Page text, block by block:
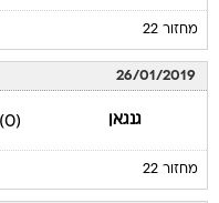
מחזור 22
26/01/2019
גנגאן (0)
מחזור 22